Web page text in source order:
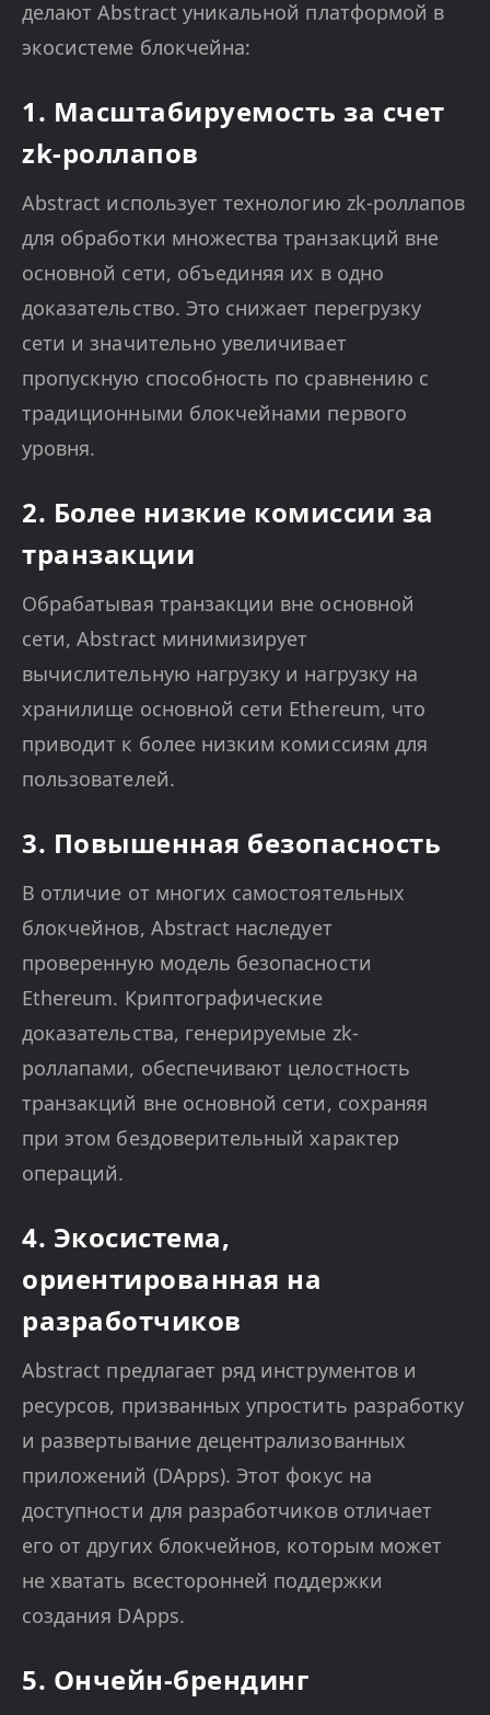
делают Abstract уникальной платформой в
экосистеме блокчейна:
1. Масштабируемость за счет
zk-роллапов
Abstract использует технологию zk-роллапов
для обработки множества транзакций вне
основной сети, объединяя их в одно
доказательство. Это снижает перегрузку
сети и значительно увеличивает
пропускную способность по сравнению с
традиционными блокчейнами первого
уровня.
2. Более низкие комиссии за
транзакции
Обрабатывая транзакции вне основной
сети, Abstract минимизирует
вычислительную нагрузку и нагрузку на
хранилище основной сети Ethereum, что
приводит к более низким комиссиям для
пользователей.
3. Повышенная безопасность
В отличие от многих самостоятельных
блокчейнов, Abstract наследует
проверенную модель безопасности
Ethereum. Криптографические
доказательства, генерируемые zk-
роллапами, обеспечивают целостность
транзакций вне основной сети, сохраняя
при этом бездоверительный характер
операций.
4. Экосистема,
ориентированная на
разработчиков
Abstract предлагает ряд инструментов и
ресурсов, призванных упростить разработку
и развертывание децентрализованных
приложений (DApps). Этот фокус на
доступности для разработчиков отличает
его от других блокчейнов, которым может
не хватать всесторонней поддержки
создания DApps.
5. Ончейн-брендинг